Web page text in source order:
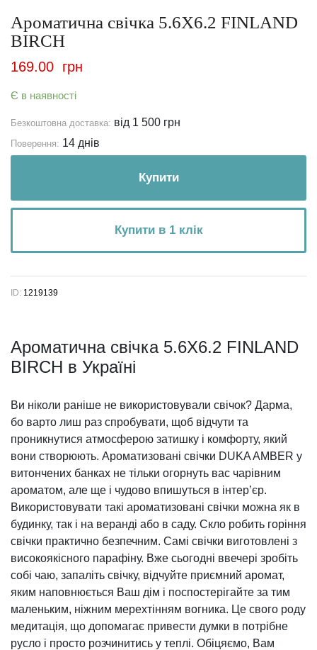
Ароматична свічка 5.6X6.2 FINLAND
BIRCH
169.00 грн
Є в наявності
Безкоштовна доставка: від 1 500 грн
Поверення: 14 днів
Купити
Купити в 1 клік
ID: 1219139
Ароматична свічка 5.6X6.2 FINLAND
BIRCH в Україні
Ви ніколи раніше не використовували свічок? Дарма,
бо варто лиш раз спробувати, щоб відчути та
проникнутися атмосферою затишку і комфорту, який
вони створюють. Ароматизовані свічки DUKA AMBER у
витончених банках не тільки огорнуть вас чарівним
ароматом, але ще і чудово впишуться в інтер’єр.
Використовувати такі ароматизовані свічки можна як в
будинку, так і на веранді або в саду. Скло робить горіння
свічки практично безпечним. Самі свічки виготовлені з
високоякісного парафіну. Вже сьогодні ввечері зробіть
собі чаю, запаліть свічку, відчуйте приємний аромат,
яким наповнюється Ваш дім і поспостерігайте за тим
маленьким, ніжним мерехтінням вогника. Це свого роду
медитація, що допомагає привести думки в потрібне
русло і просто розчинитись у теплі. Обіцяємо, Вам